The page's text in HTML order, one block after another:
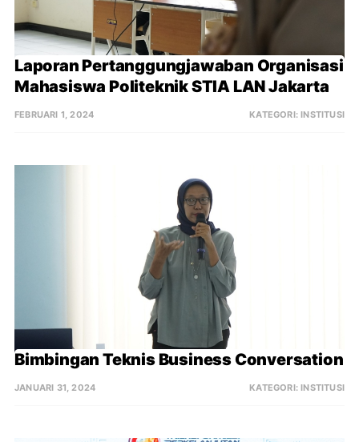
Laporan Pertanggungjawaban Organisasi
Mahasiswa Politeknik STIA LAN Jakarta
FEBRUARI 1, 2024 KATEGORI:INSTITUSI
Bimbingan Teknis Business Conversation
JANUARI 31, 2024 KATEGORI:INSTITUSI